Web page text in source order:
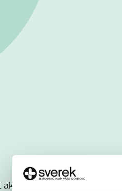
aktuella jobbet tagits bort